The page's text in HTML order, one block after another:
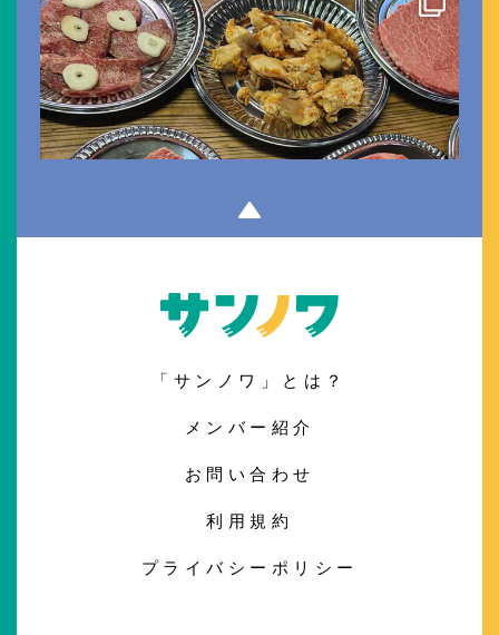
「サンノワ」とは？
メンバー紹介
お問い合わせ
利用規約
プライバシーポリシー